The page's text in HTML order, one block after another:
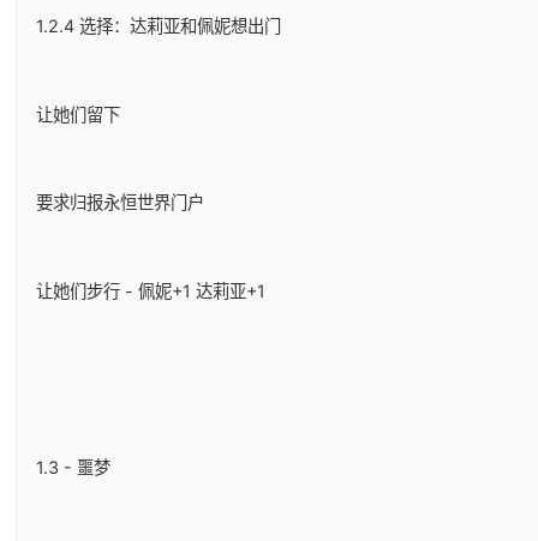
1.2.4 选择：达莉亚和佩妮想出门
让她们留下
要求归报永恒世界门户
让她们步行 - 佩妮+1 达莉亚+1
1.3 - 噩梦